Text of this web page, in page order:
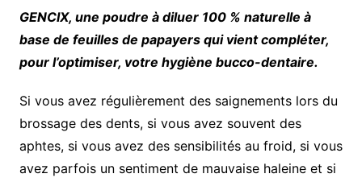
GENCIX, une poudre à diluer 100 % naturelle à
base de feuilles de papayers qui vient compléter,
pour l’optimiser, votre hygiène bucco-dentaire.
Si vous avez régulièrement des saignements lors du
brossage des dents, si vous avez souvent des
aphtes, si vous avez des sensibilités au froid, si vous
avez parfois un sentiment de mauvaise haleine et si